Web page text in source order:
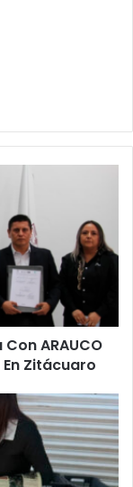
ARAUCO
Zitácuaro